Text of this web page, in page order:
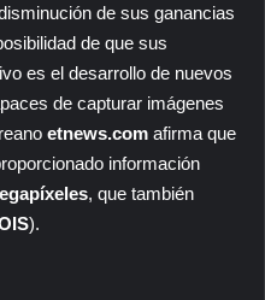
de sus ganancias
de que sus
es el desarrollo de nuevos
de capturar imágenes
etnews.com afirma que
información
, que también
).